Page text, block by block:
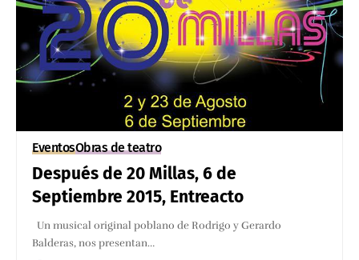
EventosObras de teatro
Después de 20 Millas, 6 de
Septiembre 2015, Entreacto
Un musical original poblano de Rodrigo y Gerardo
Balderas, nos presentan…